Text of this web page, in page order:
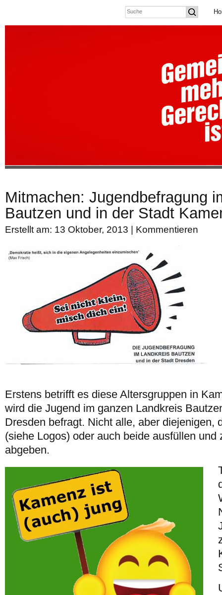
Mitmachen: Jugendbefragung
Bautzen und in der Stadt
Erstellt am: 13 Oktober, 2013 | Kommentieren
Erstens betrifft es diese Altersgruppen in
wird die Jugend im ganzen Landkreis
Dresden befragt. Nicht alle, aber diejenigen,
(siehe Logos) oder auch beide ausfüllen und
abgeben.